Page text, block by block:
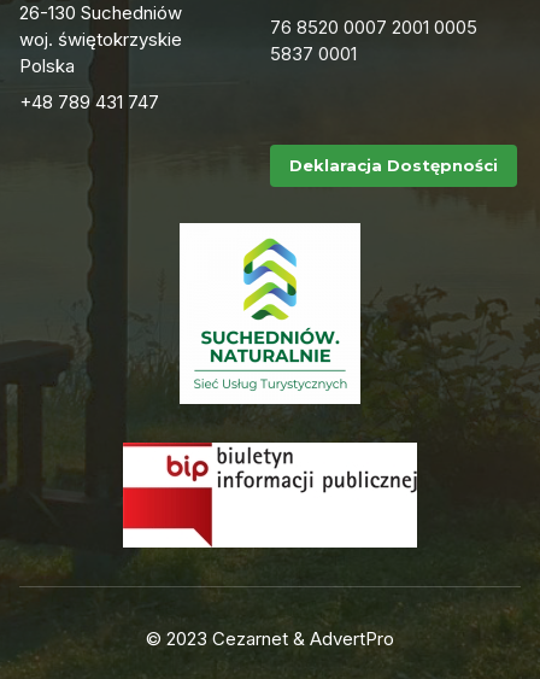
26-130 Suchedniów
woj. świętokrzyskie
Polska
+48 789 431 747
76 8520 0007 2001 0005
5837 0001
Deklaracja Dostępności
© 2023 Cezarnet & AdvertPro